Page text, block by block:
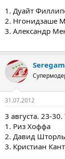
1. Дуайт
2. Нгонидзаше
3. Александр
31.07.2012
3 августа. 23-
1. Риз Хоффа
2. Давид Шторль
3. Кристиан